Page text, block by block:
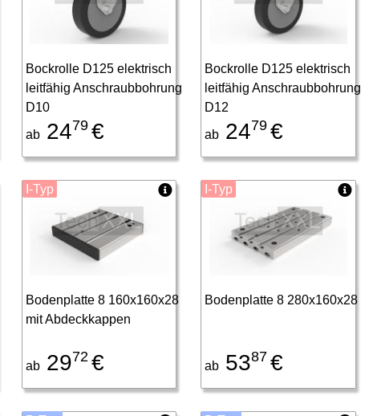
Bockrolle D125 elektrisch
leitfähig Anschraubbohrung
D10
ab2479 €
Bockrolle D125 elektrisch
leitfähig Anschraubbohrung
D12
ab 2479 €
Bodenplatte 8 160x160x28
mit Abdeckkappen
ab2972 €
I-Typ
Bodenplatte 8 280x160x28
ab 5387 €
I-Typ